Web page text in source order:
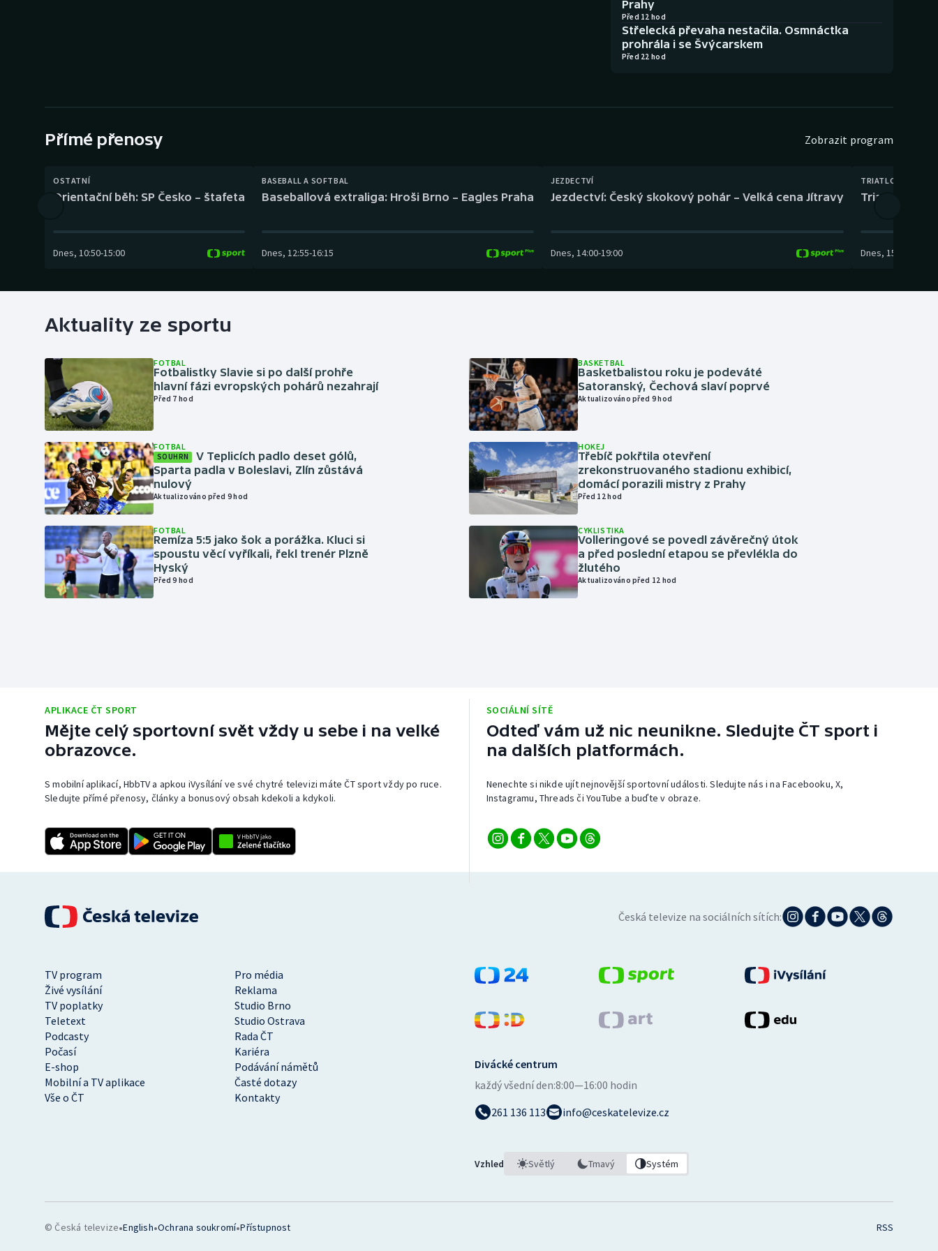
Futsal Parasport Volejbal
Prahy
Před 12 hod
Střelecká převaha nestačila. Osmnáctka
prohrála i se Švýcarskem
Před 22 hod
Přímé přenosy Zobrazit program
OSTATNÍ
Orientační běh: SP Česko – štafeta
Dnes, 10:50-15:00
BASEBALL A SOFTBAL
Baseballová extraliga: Hroši Brno – Eagles Praha
Dnes, 12:55-16:15
JEZDECTVÍ
Jezdectví: Český skokový pohár – Velká cena Jítravy
Dnes, 14:00-19:00
TRIATLON
Triatlon:
Dnes, 15:00
Aktuality ze sportu
FOTBAL
Fotbalistky Slavie si po další prohře
hlavní fázi evropských pohárů nezahrají
Před 7 hod
FOTBAL
SOUHRN
V Teplicích padlo deset gólů,
Sparta padla v Boleslavi, Zlín zůstává
nulový
Aktualizováno před 9 hod
FOTBAL
Remíza 5:5 jako šok a porážka. Kluci si
spoustu věcí vyříkali, řekl trenér Plzně
Hyský
Před 9 hod
BASKETBAL
Basketbalistou roku je podeváté
Satoranský, Čechová slaví poprvé
Aktualizováno před 9 hod
HOKEJ
Třebíč pokřtila otevření
zrekonstruovaného stadionu exhibicí,
domácí porazili mistry z Prahy
Před 12 hod
CYKLISTIKA
Volleringové se povedl závěrečný útok
a před poslední etapou se převlékla do
žlutého
Aktualizováno před 12 hod
APLIKACE ČT SPORT
Mějte celý sportovní svět vždy u sebe i na velké
obrazovce.
S mobilní aplikací, HbbTV a apkou iVysílání ve své chytré televizi máte ČT sport vždy po ruce.
Sledujte přímé přenosy, články a bonusový obsah kdekoli a kdykoli.
SOCIÁLNÍ SÍTĚ
Odteď vám už nic neunikne. Sledujte ČT sport i
na dalších platformách.
Nenechte si nikde ujít nejnovější sportovní události. Sledujte nás i na Facebooku, X,
Instagramu, Threads či YouTube a buďte v obraze.
Česká televize na sociálních sítích:
TV program
Pro média
Živé vysílání
Reklama
TV poplatky
Studio Brno
Teletext
Studio Ostrava
Podcasty
Rada ČT
Počasí
Kariéra
E-shop
Podávání námětů
Mobilní a TV aplikace
Časté dotazy
Vše o ČT
Kontakty
Divácké centrum
každý všední den:8:00—16:00 hodin
261 136 113
info@ceskatelevize.cz
Vzhled Světlý Tmavý Systém
© Česká televize•English•Ochrana soukromí•Přístupnost RSS